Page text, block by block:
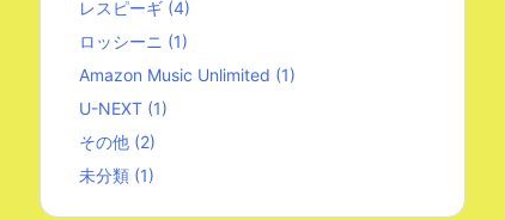
レスピーギ (4)
ロッシーニ (1)
Amazon Music Unlimited (1)
U-NEXT (1)
その他 (2)
未分類 (1)